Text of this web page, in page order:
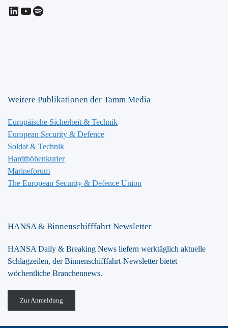
LinkedIn
YouTube
Spotify
Weitere Publikationen der Tamm Media
Europäische Sicherheit & Technik
European Security & Defence
Soldat & Technik
Hardthöhenkurier
Marineforum
The European Security & Defence Union
HANSA & Binnenschifffahrt Newsletter
HANSA Daily & Breaking News liefern werktäglich aktuelle
Schlagzeilen, der Binnenschifffahrt-Newsletter bietet
wöchentliche Branchennews.
Zur Anmeldung